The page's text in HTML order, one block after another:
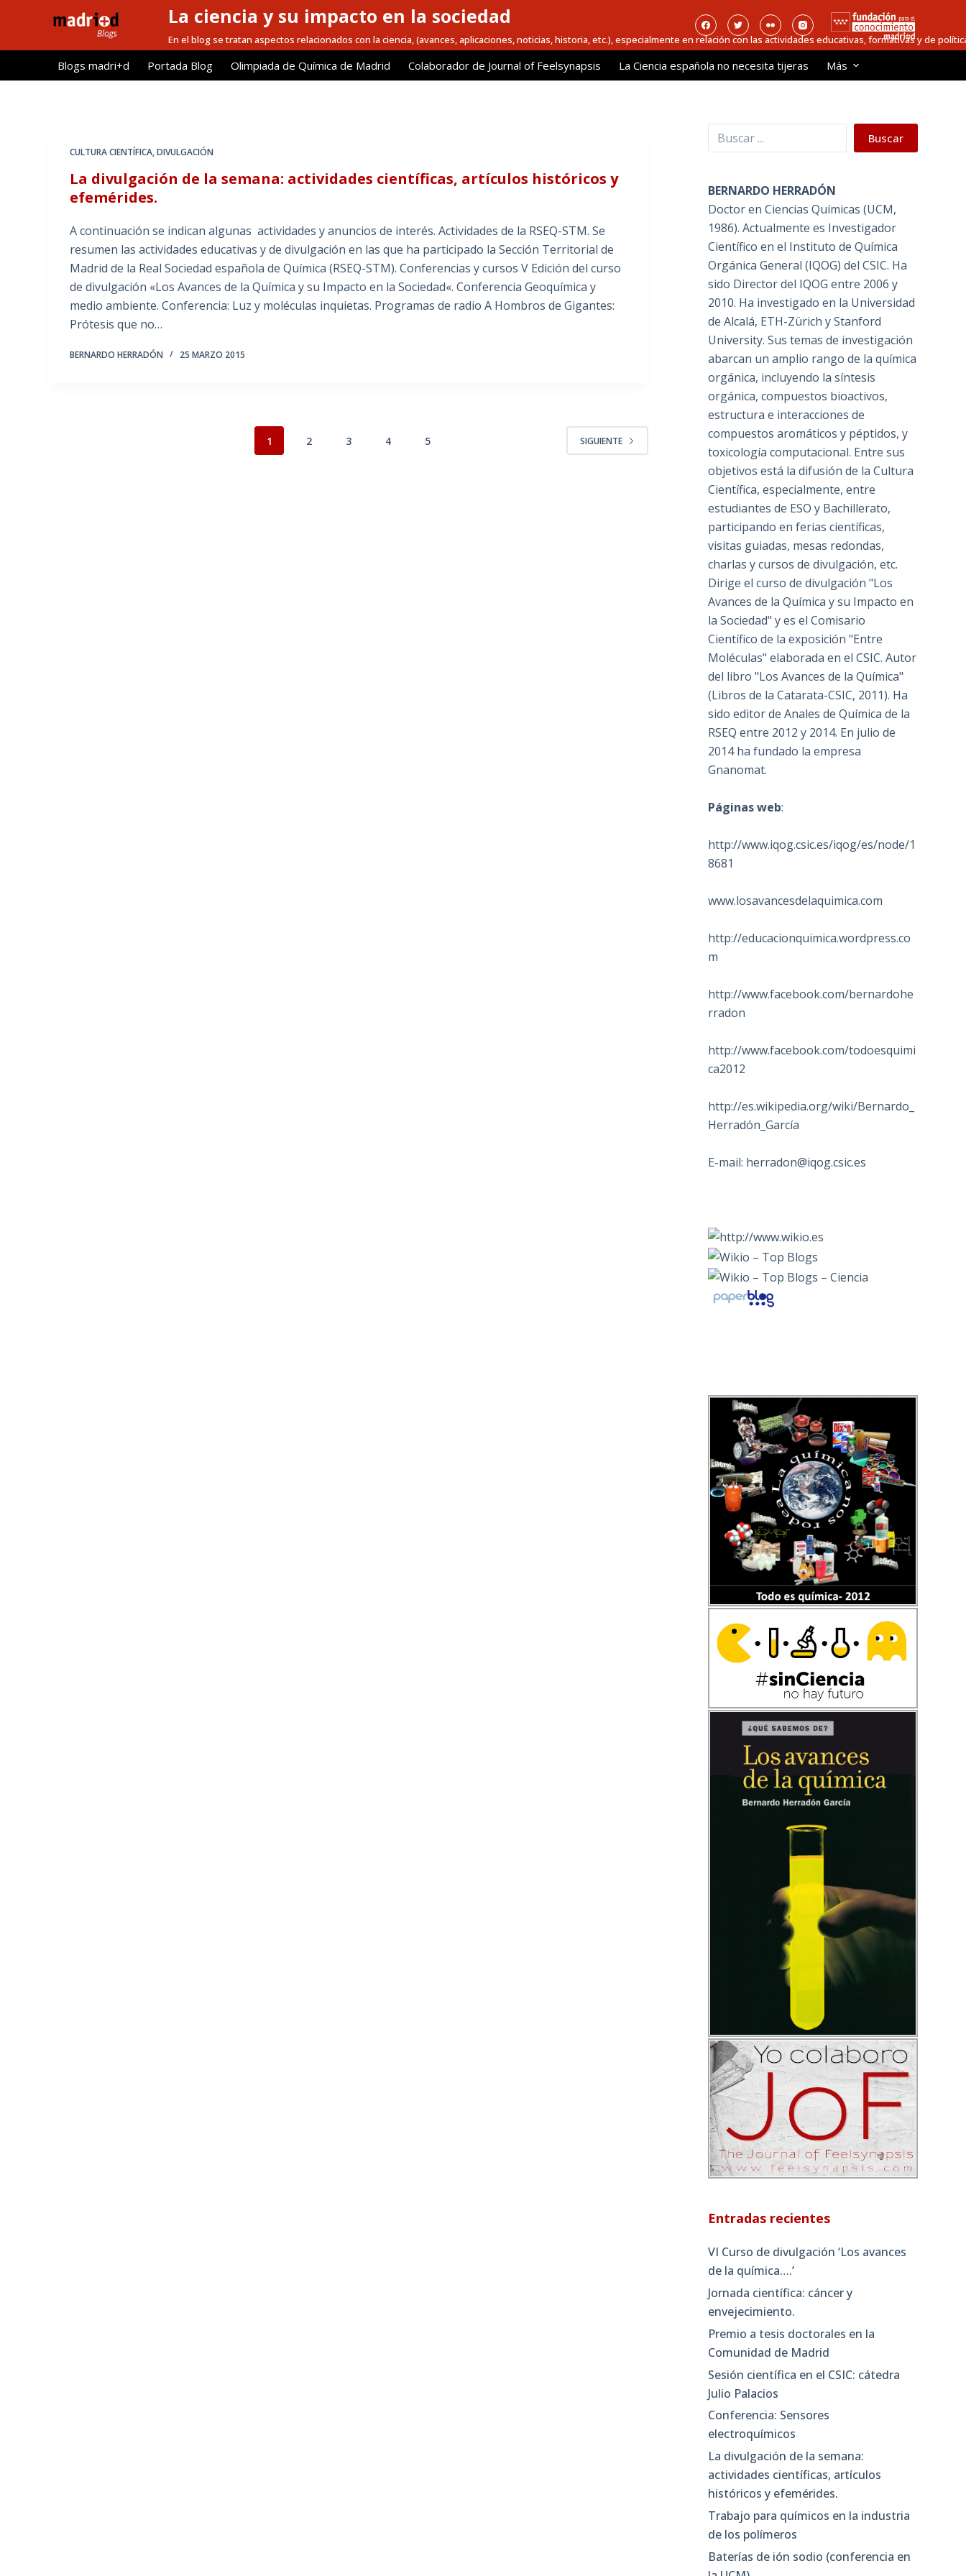
l
La ciencia y su impacto en la sociedad
En el blog se tratan aspectos relacionados con la ciencia, (avances, aplicaciones, noticias, historia, etc.), especialmente en relación con las actividades educativas, formativas y de
Blogs madri+d Portada Blog Olimpiada de Química de Madrid Colaborador de Journal of Feelsynapsis La Ciencia española no necesita tijeras Más
CULTURA CIENTÍFICA,DIVULGACIÓN
La divulgación de la semana: actividades científicas, artículos históricos y
efemérides.
A continuación se indican algunas actividades y anuncios de interés. Actividades de la RSEQ-STM. Se
resumen las actividades educativas y de divulgación en las que ha participado la Sección Territorial de
Madrid de la Real Sociedad española de Química (RSEQ-STM). Conferencias y cursos V Edición del curso
de divulgación «Los Avances de la Química y su Impacto en la Sociedad«. Conferencia Geoquímica y
medio ambiente. Conferencia: Luz y moléculas inquietas. Programas de radio A Hombros de Gigantes:
Prótesis que no…
BERNARDO HERRADÓN 25 MARZO 2015
1 2 3 4 5 SIGUIENTE
Buscar Buscar
BERNARDO HERRADÓN
Doctor en Ciencias Químicas (UCM,
1986). Actualmente es Investigador
Científico en el Instituto de Química
Orgánica General (IQOG) del CSIC. Ha
sido Director del IQOG entre 2006 y
2010. Ha investigado en la Universidad
de Alcalá, ETH-Zürich y Stanford
University. Sus temas de investigación
abarcan un amplio rango de la química
orgánica, incluyendo la síntesis
orgánica, compuestos bioactivos,
estructura e interacciones de
compuestos aromáticos y péptidos, y
toxicología computacional. Entre sus
objetivos está la difusión de la Cultura
Científica, especialmente, entre
estudiantes de ESO y Bachillerato,
participando en ferias científicas,
visitas guiadas, mesas redondas,
charlas y cursos de divulgación, etc.
Dirige el curso de divulgación "Los
Avances de la Química y su Impacto en
la Sociedad" y es el Comisario
Científico de la exposición "Entre
Moléculas" elaborada en el CSIC. Autor
del libro "Los Avances de la Química"
(Libros de la Catarata-CSIC, 2011). Ha
sido editor de Anales de Química de la
RSEQ entre 2012 y 2014. En julio de
2014 ha fundado la empresa
Gnanomat.
Páginas web:
http://www.iqog.csic.es/iqog/es/node/1
8681
www.losavancesdelaquimica.com
http://educacionquimica.wordpress.co
m
http://www.facebook.com/bernardohe
rradon
http://www.facebook.com/todoesquimi
ca2012
http://es.wikipedia.org/wiki/Bernardo_
Herradón_García
E-mail: herradon@iqog.csic.es
Entradas recientes
VI Curso de divulgación ‘Los avances
de la química….’
Jornada científica: cáncer y
envejecimiento.
Premio a tesis doctorales en la
Comunidad de Madrid
Sesión científica en el CSIC: cátedra
Julio Palacios
Conferencia: Sensores
electroquímicos
La divulgación de la semana:
actividades científicas, artículos
históricos y efemérides.
Trabajo para químicos en la industria
de los polímeros
Baterías de ión sodio (conferencia en